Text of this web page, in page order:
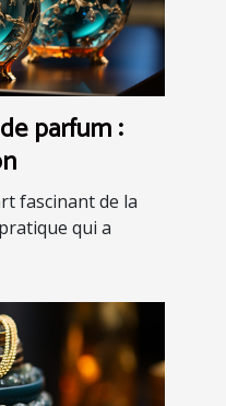
parfum :
fascinant de la
qui a